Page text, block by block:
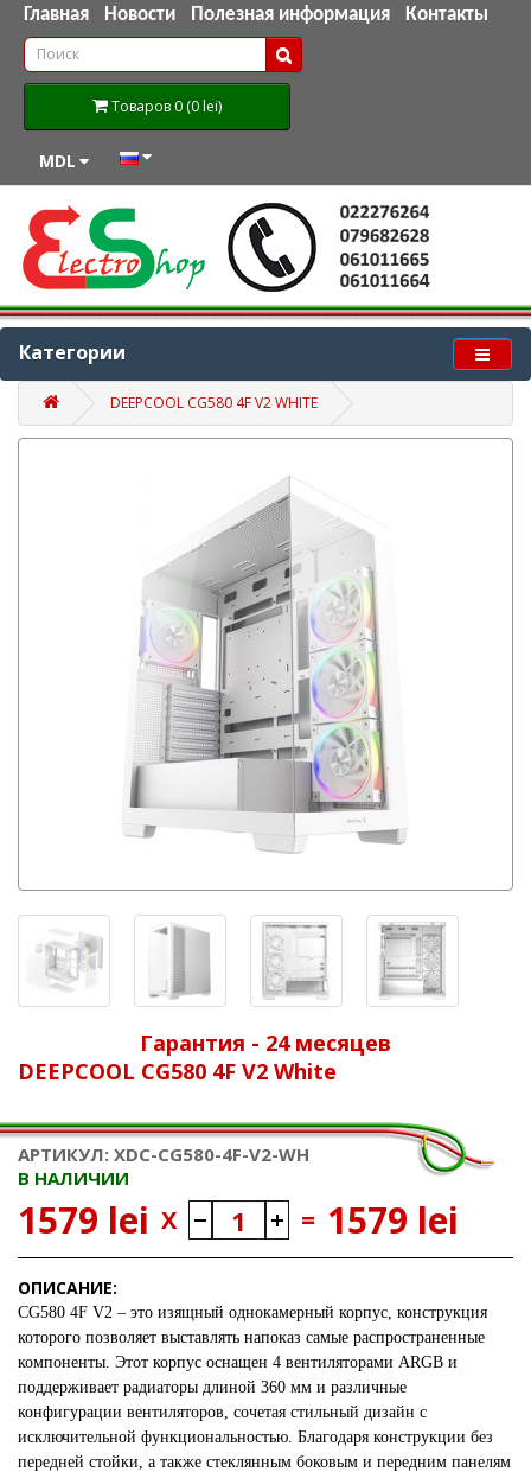
Главная Новости Полезная информация Контакты
Товаров 0 (0 lei)
MDL
Категории
DEEPCOOL CG580 4F V2 WHITE
Гарантия - 24 месяцев
DEEPCOOL CG580 4F V2 White
АРТИКУЛ: XDC-CG580-4F-V2-WH
В НАЛИЧИИ
1579 lei X = 1579 lei
ОПИСАНИЕ:
CG580 4F V2 – это изящный однокамерный корпус, конструкция
которого позволяет выставлять напоказ самые распространенные
компоненты. Этот корпус оснащен 4 вентиляторами ARGB и
поддерживает радиаторы длиной 360 мм и различные
конфигурации вентиляторов, сочетая стильный дизайн с
исключительной функциональностью. Благодаря конструкции без
передней стойки, а также стеклянным боковым и передним панелям